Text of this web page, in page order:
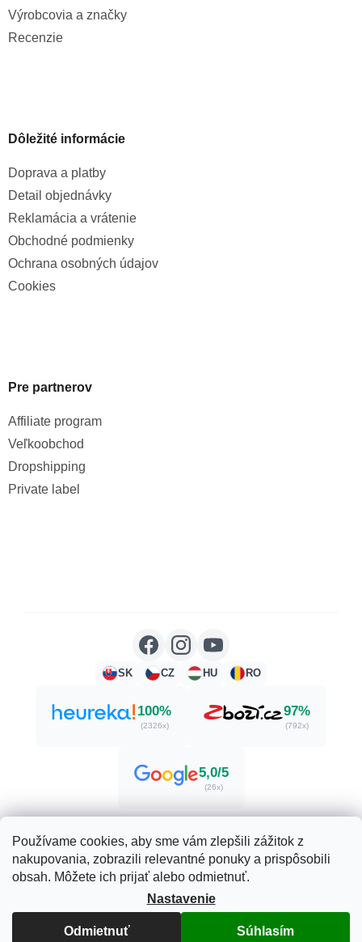
Používame cookies, aby sme vám zlepšili zážitok z
nakupovania, zobrazili relevantné ponuky a prispôsobili
obsah. Môžete ich prijať alebo odmietnuť.
Nastavenie
Odmietnuť Súhlasím
Výrobcovia a značky
Recenzie
Dôležité informácie
Doprava a platby
Detail objednávky
Reklamácia a vrátenie
Obchodné podmienky
Ochrana osobných údajov
Cookies
Pre partnerov
Affiliate program
Veľkoobchod
Dropshipping
Private label
SK CZ HU RO
100%
(2326x)
97%
(792x)
5,0/5
(26x)
Vytvoril Shoptet
Copyright 2026Herbatica.sk. Všetky práva vyhradené.
Upraviť nastavenie cookies